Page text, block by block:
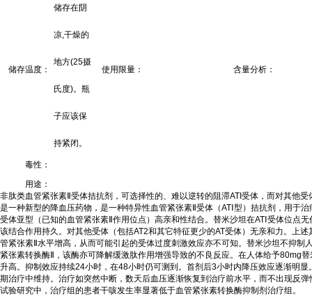
储存温度：
储存在阴
凉,干燥的
地方(25摄
氏度)。瓶
子应该保
持紧闭。
使用限量： 含量分析：
毒性：
用途：
非肽类血管紧张素Ⅱ受体拮抗剂，可选择性的、难以逆转的阻滞ATI受体，而对其他
是一种新型的降血压药物，是一种特异性血管紧张素Ⅱ受体（ATⅠ型）拮抗剂，用于
受体亚型（已知的血管紧张素Ⅱ作用位点）高亲和性结合。替米沙坦在ATⅠ受体位点
该结合作用持久。对其他受体（包括AT2和其它特征更少的AT受体）无亲和力。上
管紧张素Ⅱ水平增高，从而可能引起的受体过度刺激效应亦不可知。替米沙坦不抑制
紧张素转换酶Ⅱ，该酶亦可降解缓激肽作用增强导致的不良反应。在人体给予80mg
升高。抑制效应持续24小时，在48小时仍可测到。首剂后3小时内降压效应逐渐明
期治疗中维持。治疗如突然中断，数天后血压逐渐恢复到治疗前水平，而不出现反
试验研究中，治疗组的患者干咳发生率显著低于血管紧张素转换酶抑制剂治疗组。